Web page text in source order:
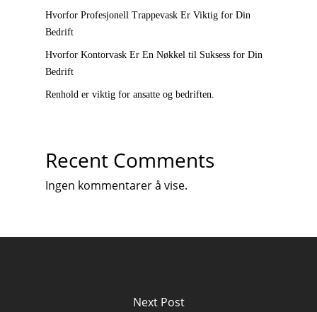
Hvorfor Profesjonell Trappevask Er Viktig for Din
Bedrift
Hvorfor Kontorvask Er En Nøkkel til Suksess for Din
Bedrift
Renhold er viktig for ansatte og bedriften.
Recent Comments
Ingen kommentarer å vise.
Next Post